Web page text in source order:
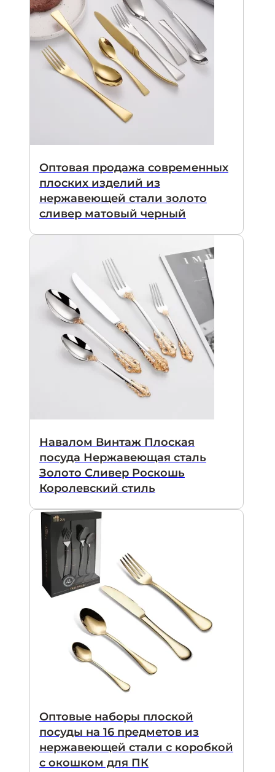
Оптовая продажа современных
плоских изделий из
нержавеющей стали золото
сливер матовый черный
Навалом Винтаж Плоская
посуда Нержавеющая сталь
Золото Сливер Роскошь
Королевский стиль
Оптовые наборы плоской
посуды на 16 предметов из
нержавеющей стали с коробкой
с окошком для ПК